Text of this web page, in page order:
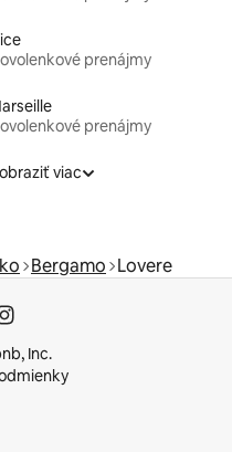
prenájmy
prenájmy
viac
Bergamo Lovere
Inc.